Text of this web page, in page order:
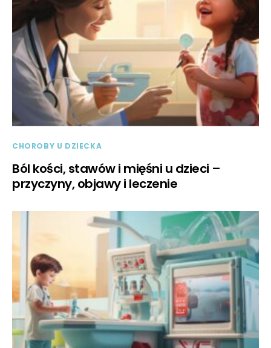
CHOROBY U DZIECKA
Ból kości, stawów i mięśni u dzieci –
przyczyny, objawy i leczenie